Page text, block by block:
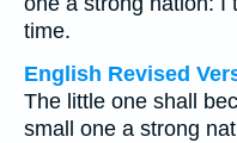
time.
English Revised
The little one shall
small one a strong